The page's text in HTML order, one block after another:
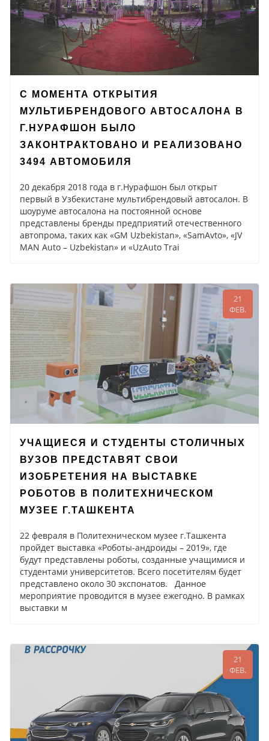
С МОМЕНТА ОТКРЫТИЯ
МУЛЬТИБРЕНДОВОГО АВТОСАЛОНА В
Г.НУРАФШОН БЫЛО
ЗАКОНТРАКТОВАНО И РЕАЛИЗОВАНО
3494 АВТОМОБИЛЯ
20 декабря 2018 года в г.Нурафшон был открыт
первый в Узбекистане мультибрендовый автосалон. В
шоуруме автосалона на постоянной основе
представлены бренды предприятий отечественного
автопрома, таких как «GM Uzbekistan», «SamAvto», «JV
MAN Auto – Uzbekistan» и «UzAuto Trai
21
ФЕВ.
УЧАЩИЕСЯ И СТУДЕНТЫ СТОЛИЧНЫХ
ВУЗОВ ПРЕДСТАВЯТ СВОИ
ИЗОБРЕТЕНИЯ НА ВЫСТАВКЕ
РОБОТОВ В ПОЛИТЕХНИЧЕСКОМ
МУЗЕЕ Г.ТАШКЕНТА
22 февраля в Политехническом музее г.Ташкента
пройдет выставка «Роботы-андроиды – 2019», где
будут представлены роботы, созданные учащимися и
студентами университетов. Всего посетителям будет
представлено около 30 экспонатов. Данное
мероприятие проводится в музее ежегодно. В рамках
выставки м
21
ФЕВ.